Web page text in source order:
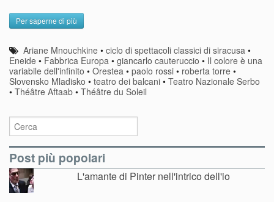
Per saperne di più
Ariane Mnouchkine •ciclo di spettacoli classici di siracusa •
Eneide • Fabbrica Europa • giancarlo cauteruccio • Il colore è una
variabile dell'infinito • Orestea • paolo rossi • roberta torre •
Slovensko Mladisko • teatro dei balcani • Teatro Nazionale Serbo
• Théâtre Aftaab • Théâtre du Soleil
Post più popolari
L'amante di Pinter nell'intrico dell'io